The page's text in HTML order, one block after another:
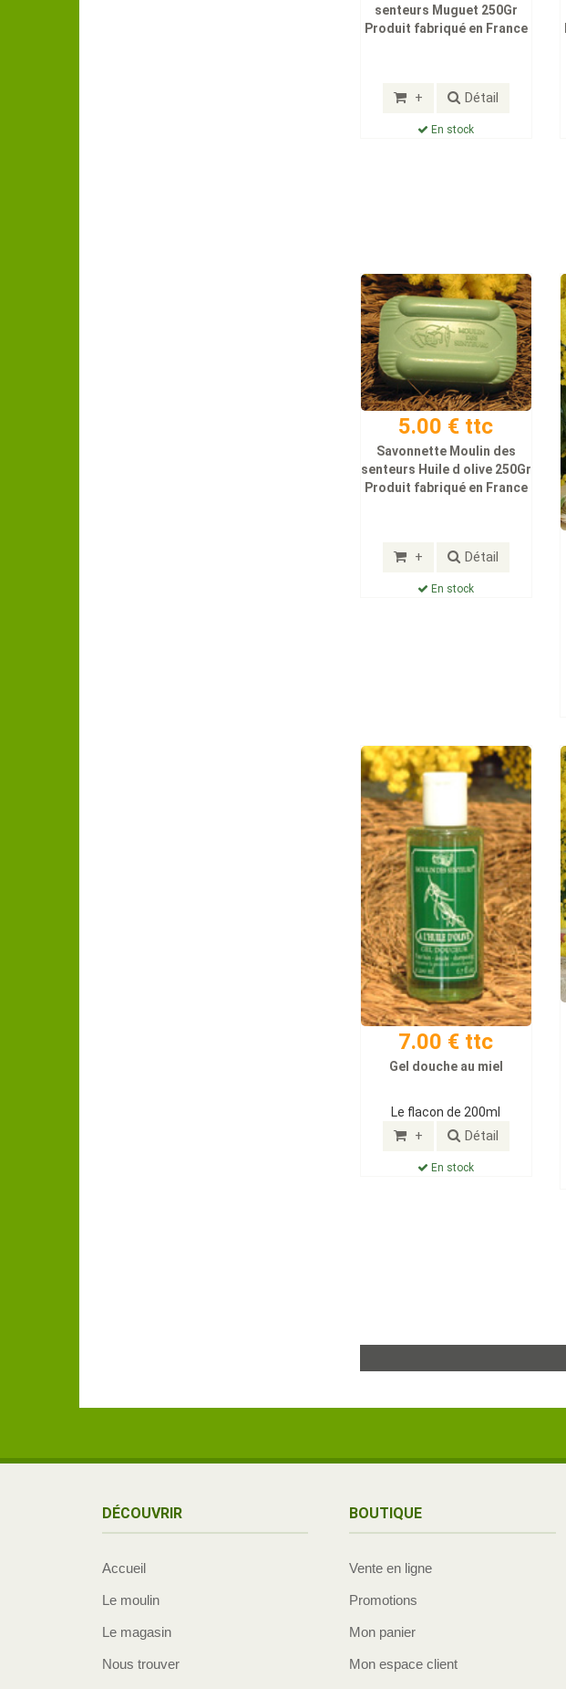
senteurs Muguet 250Gr
Produit fabriqué en France
+ Détail
En stock
5.00 € ttc
Savonnette Moulin des
senteurs Huile d olive 250Gr
Produit fabriqué en France
+ Détail
En stock
7.00 € ttc
Gel douche au miel
Le flacon de 200ml
+ Détail
En stock
DÉCOUVRIR
Accueil
Le moulin
Le magasin
Nous trouver
BOUTIQUE
Vente en ligne
Promotions
Mon panier
Mon espace client